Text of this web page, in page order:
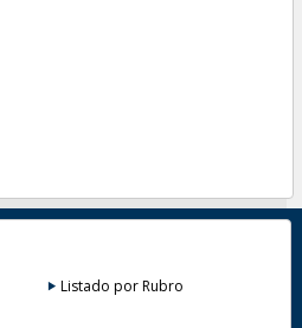
Listado por Rubro